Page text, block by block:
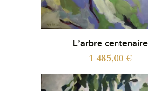
L’arbre centenaire
1 485,00€